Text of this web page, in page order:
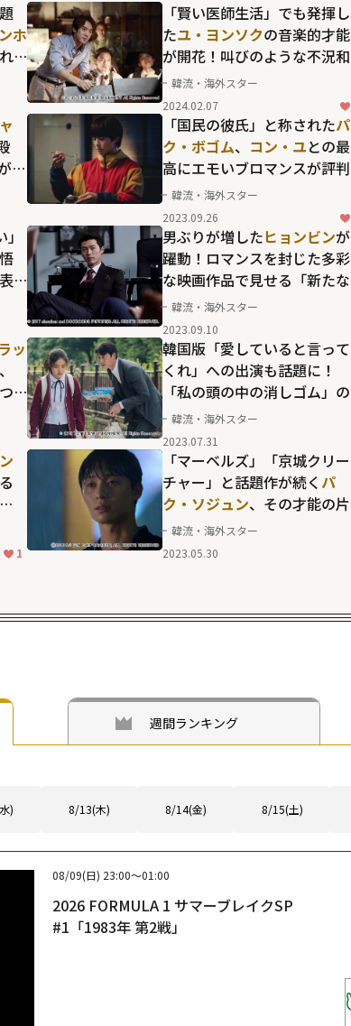
ホ
「賢い医師生活」でも発揮し
たユ・ヨンソクの音楽的才能
が開花！叫びのような不況和
音が心揺さぶる圧巻のパフォ
ーマンス
韓流・海外スター
2024.02.07
る
「国民の彼氏」と称されたパ
ク・ボゴム、 コン・ユとの最
高にエモいブロマンスが評判
を呼んだ「SEOBOK／ソボ
ク」
韓流・海外スター
2023.09.26
男ぶりが増したヒョンビンが
躍動！ロマンスを封じた多彩
な映画作品で見せる「新たな
境地」
韓流・海外スター
2023.09.10
ッ
韓国版「愛していると言って
くれ」への出演も話題に！
「私の頭の中の消しゴム」の
チョン・ウソン
た今も輝き続ける映画中心の
キャリア
韓流・海外スター
2023.07.31
1
「マーベルズ」「京城クリー
チャー」と話題作が続く パ
ク・ソジュン、その才能の片
鱗を示した映画俳優としての
「原点」
韓流・海外スター
2023.05.30
週間ランキング
) 8/13(木) 8/14(金) 8/15(土)
08/09(日) 23:00～01:00
2026 FORMULA 1 サマーブレイクSP
#1「1983年 第2戦」